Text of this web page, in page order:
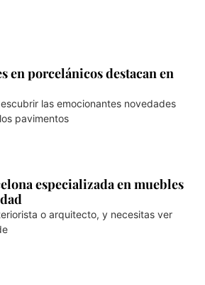
en porcelánicos destacan en
las emocionantes novedades
pavimentos
especializada en muebles
o arquitecto, y necesitas ver